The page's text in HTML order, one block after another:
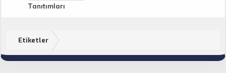
Tanıtımları
Etiketler